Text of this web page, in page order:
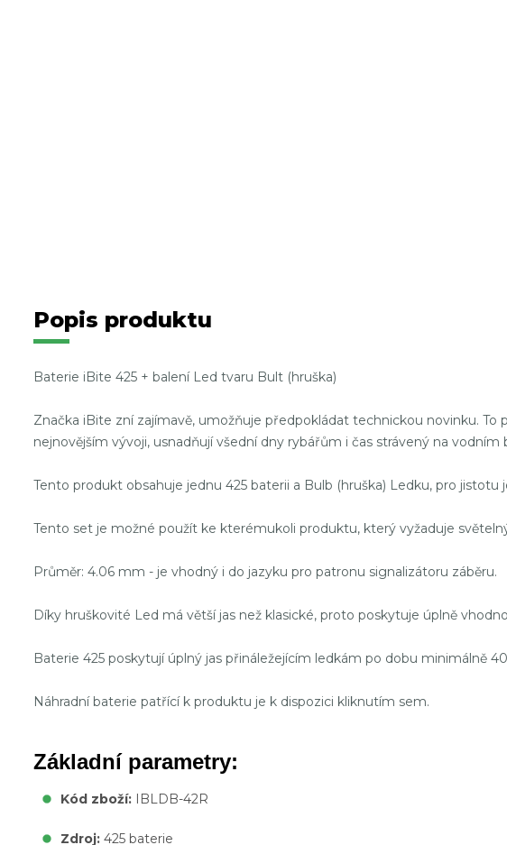
Popis produktu
Baterie iBite 425 + balení Led tvaru Bult (hruška)
Značka iBite zní zajímavě, umožňuje předpokládat technickou novinku.
nejnovějším vývoji, usnadňují všední dny rybářům i čas strávený na vodním
Tento produkt obsahuje jednu 425 baterii a Bulb (hruška) Ledku, pro jistotu
Tento set je možné použít ke kterémukoli produktu, který vyžaduje
Průměr: 4.06 mm - je vhodný i do jazyku pro patronu signalizátoru záběru.
Díky hruškovité Led má větší jas než klasické, proto poskytuje úplně
Baterie 425 poskytují úplný jas přináležejícím ledkám po dobu minimálně
Náhradní baterie patřící k produktu je k dispozici kliknutím sem.
Základní parametry:
Kód zboží: IBLDB-42R
Zdroj: 425 baterie